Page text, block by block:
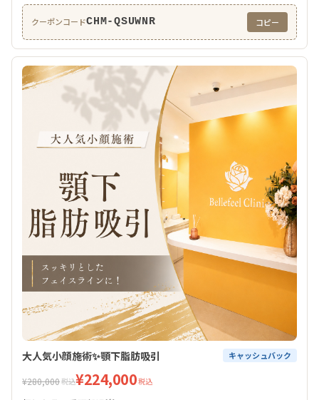
クーポンコードCHM-QSUWNR コピー
大人気小顔施術✨顎下脂肪吸引 キャッシュバック
¥280,000税込¥224,000税込